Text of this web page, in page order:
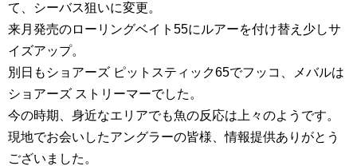
て、シーバス狙いに変更。
来月発売のローリングベイト55にルアーを付け替え少しサ
イズアップ。
別日もショアーズ ピットスティック65でフッコ、メバルは
ショアーズ ストリーマーでした。
今の時期、身近なエリアでも魚の反応は上々のようです。
現地でお会いしたアングラーの皆様、情報提供ありがとう
ございました。